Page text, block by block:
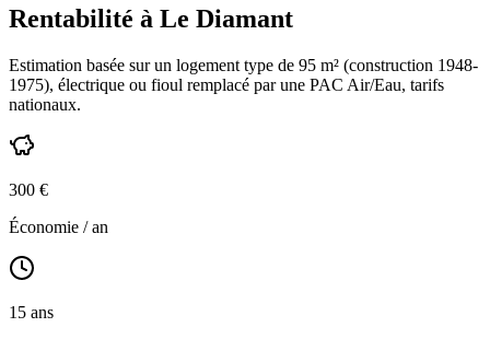
Rentabilité à Le Diamant
Estimation basée sur un logement type de 95 m² (construction 1948-
1975), électrique ou fioul remplacé par une PAC Air/Eau, tarifs
nationaux.
300 €
Économie / an
15 ans